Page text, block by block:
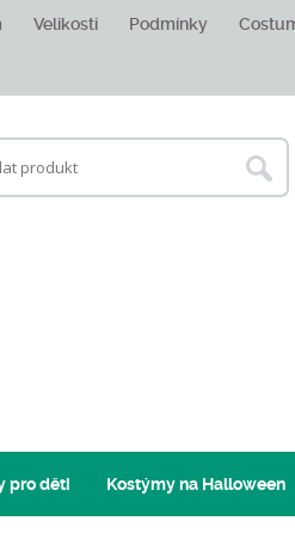
Velikosti Podmínky
pro děti Kostýmy na Halloween